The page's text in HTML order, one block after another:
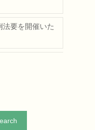
法要を開催いた